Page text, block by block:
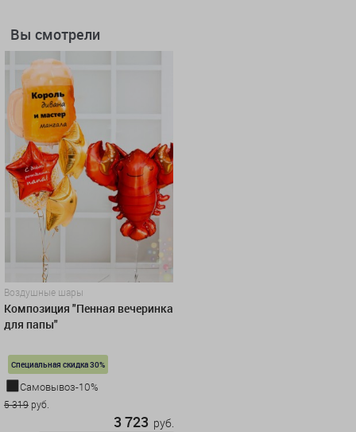
Вы смотрели
Воздушные шары
Композиция "Пенная вечеринка
для папы"
Специальная скидка 30%
Самовывоз-10%
5 319 руб.
3 723 руб.